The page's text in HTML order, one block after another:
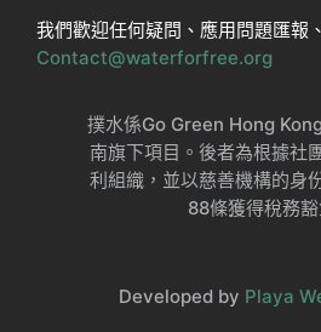
我們歡迎任何疑問、應用問題匯報
Contact@waterforfree.org
撲水係Go Green Hong
南旗下項目。後者為根據社
利組織，並以慈善機構的身
88條獲得稅務豁
Developed by Playa